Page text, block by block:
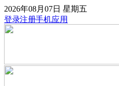
2026年08月07日 星期五
登录注册手机应用